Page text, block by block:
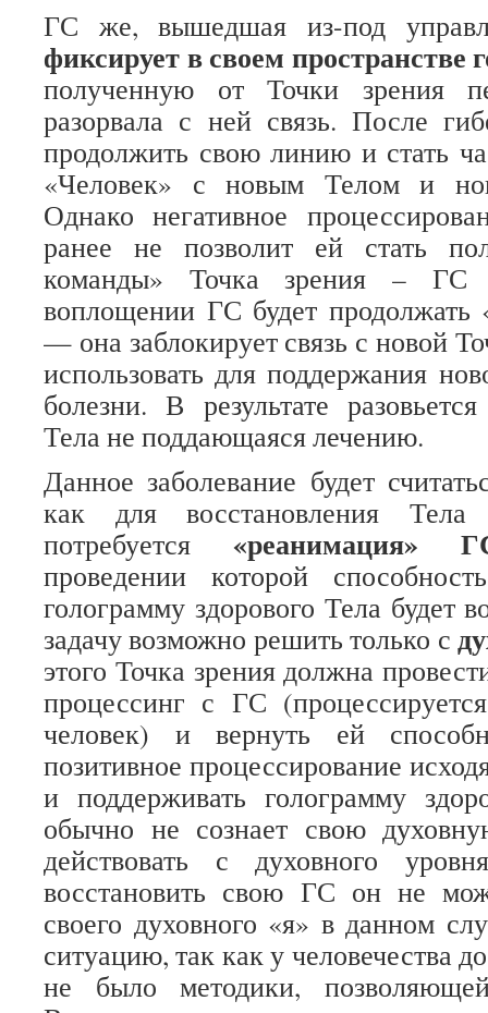
ГС же, вышедшая из-под
фиксирует в своем пространстве
полученную от Точки зрения
разорвала с ней связь. После
продолжить свою линию и стать
«Человек» с новым Телом и
Однако негативное
ранее не позволит ей стать
команды» Точка зрения –
воплощении ГС будет
— она заблокирует связь с новой
использовать для поддержания
болезни. В результате
Тела не поддающаяся лечению.
Данное заболевание будет
как для восстановления
потребуется «реанимация»
проведении которой
голограмму здорового Тела будет
задачу возможно решить только с
этого Точка зрения должна
процессинг с ГС
человек) и вернуть ей
позитивное процессирование
и поддерживать голограмму
обычно не сознает свою
действовать с духовного
восстановить свою ГС он не
своего духовного «я» в данном
ситуацию, так как у человечества
не было методики,